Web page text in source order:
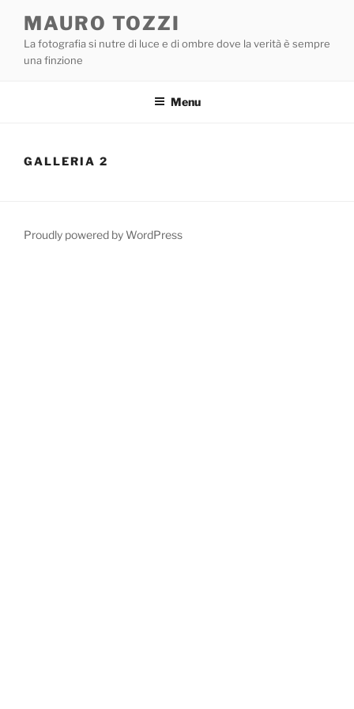
contenuto
MAURO TOZZI
La fotografia si nutre di luce e di ombre dove la verità è sempre
una finzione
Menu
GALLERIA 2
Proudly powered by WordPress